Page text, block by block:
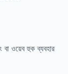
বা ওয়েব হুক ব্যবহার